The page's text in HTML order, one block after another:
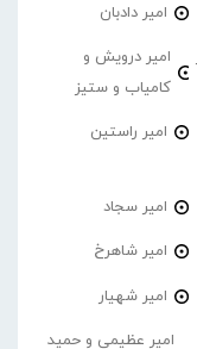
امیر دادبان
امیر درویش و
کامیاب و ستیز
امیر راستین
امیر سجاد
امیر شاهرخ
امیر شهیار
امیر عظیمی و حمید